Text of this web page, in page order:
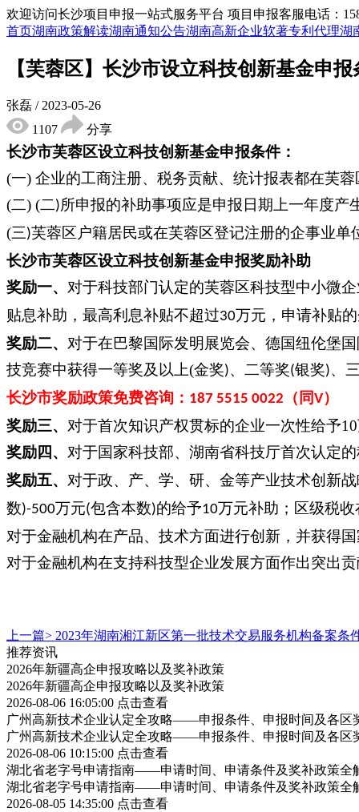
欢迎访问长沙项目申报一站式服务平台 项目申报客服电话：
首页湖南政策解读湖南通知公告湖南高新企业软著专利代理湖
【芙蓉区】长沙市设立科技创新基金申
张磊 / 2023-05-26
1107
分享
长沙市芙蓉区设立科技创新基金申报条件：
(一) 企业的工商注册、税务贡献、统计报表都在芙蓉
(二) (二)所申报的补助事项应是申报日期上一年度产
(三)芙蓉区户籍居民或在芙蓉区登记注册的企事业单
长沙市芙蓉区设立科技创新基金申报奖励补助
奖励一、 对于科技部门认定的芙蓉区科技型中小微
贴息补助，最高利息补贴不超过30万元，申请补贴
奖励二、 对于在巴黎国际发明展览会、德国纽伦堡
技竞赛中获得一等奖及以上(金奖)、二等奖(银奖)、
长沙市奖励政策免费咨询： 187 5515 0022 （同V）
奖励三、 对于首次知识产权贯标的企业一次性给予10
奖励四、 对于国家科技部、湖南省科技厅首次认定
奖励五、 对于政、产、学、研、金等产业技术创新
数)-500万元(包含本数)的给予10万元补助；区级税收
对于金融机构在产品、技术方面进行创新，并获得
对于金融机构在支持科技型企业发展方面作出突出
上一篇> 2023年湖南湘江新区第一批技术交易服务机构备案条
推荐资讯
2026年新疆高企申报攻略以及奖补政策
2026年新疆高企申报攻略以及奖补政策
2026-08-06 16:05:00 点击查看
广州高新技术企业认定全攻略——申报条件、申报时间及各区
广州高新技术企业认定全攻略——申报条件、申报时间及各区
2026-08-06 10:15:00 点击查看
湖北省老字号申请指南——申请时间、申请条件及奖补政策全
湖北省老字号申请指南——申请时间、申请条件及奖补政策全
2026-08-05 14:35:00 点击查看